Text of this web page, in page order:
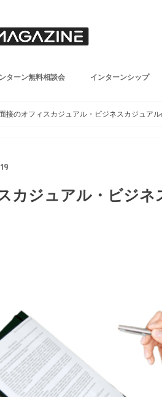
ターン無料相談会 インターンシップ
接のオフィスカジュアル・ビジネスカジュアル
カジュアル・ビジネ